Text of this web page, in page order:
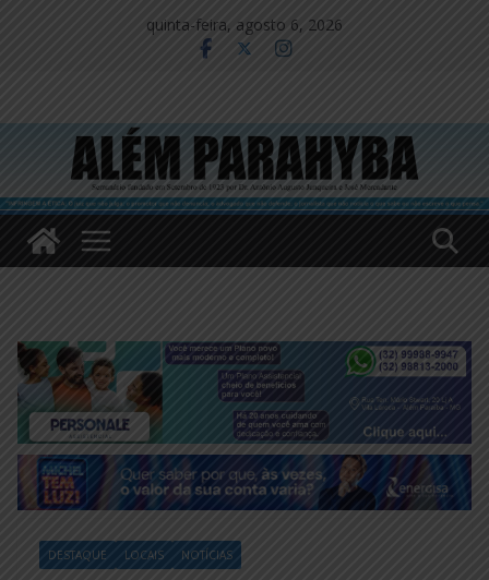
quinta-feira, agosto 6, 2026
DESTAQUE LOCAIS NOTÍCIAS